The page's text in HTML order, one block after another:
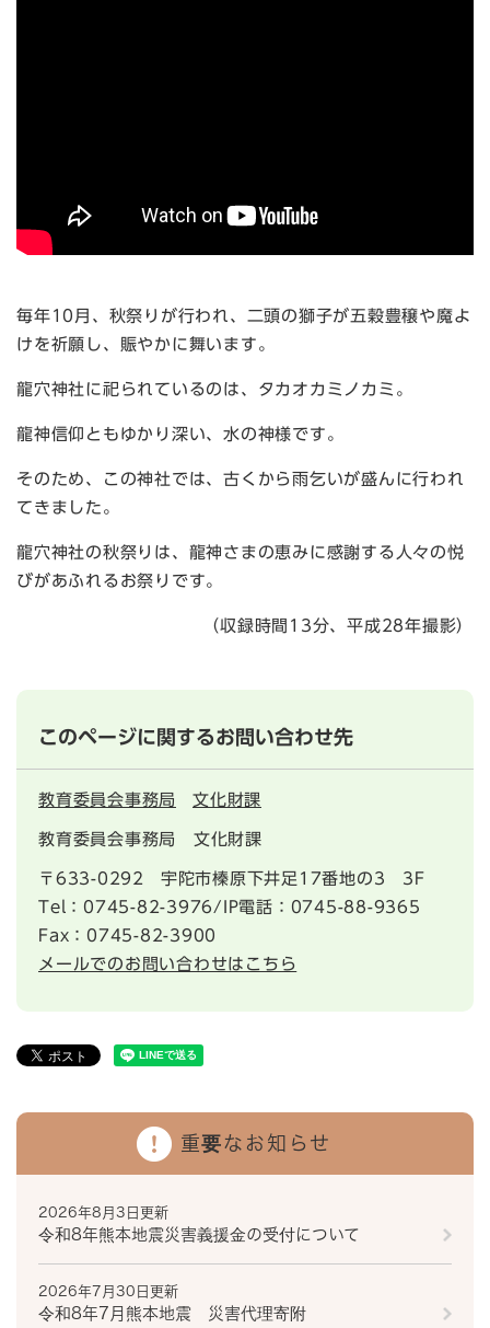
毎年10月、秋祭りが行われ、二頭の獅子が五穀豊穣や魔よ
けを祈願し、賑やかに舞います。
龍穴神社に祀られているのは、タカオカミノカミ。
龍神信仰ともゆかり深い、水の神様です。
そのため、この神社では、古くから雨乞いが盛んに行われ
てきました。
龍穴神社の秋祭りは、龍神さまの恵みに感謝する人々の悦
びがあふれるお祭りです。
（収録時間13分、平成28年撮影）
このページに関するお問い合わせ先
教育委員会事務局 文化財課
教育委員会事務局 文化財課
〒633-0292
宇陀市榛原下井足17番地の3 3F
Tel：0745-82-3976/IP電話：0745-88-9365
Fax：0745-82-3900
メールでのお問い合わせはこちら
重要なお知らせ
2026年8月3日更新
令和8年熊本地震災害義援金の受付について
2026年7月30日更新
令和8年7月熊本地震 災害代理寄附